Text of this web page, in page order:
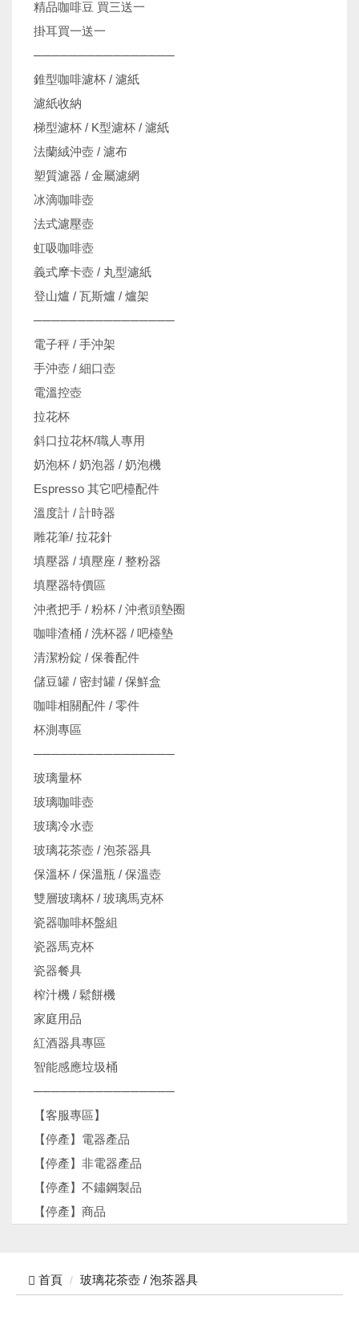
精品咖啡豆 買三送一
掛耳買一送一
────────────────
錐型咖啡濾杯 / 濾紙
濾紙收納
梯型濾杯 / K型濾杯 / 濾紙
法蘭絨沖壺 / 濾布
塑質濾器 / 金屬濾網
冰滴咖啡壺
法式濾壓壺
虹吸咖啡壺
義式摩卡壺 / 丸型濾紙
登山爐 / 瓦斯爐 / 爐架
────────────────
電子秤 / 手沖架
手沖壺 / 細口壺
電溫控壺
拉花杯
斜口拉花杯/職人專用
奶泡杯 / 奶泡器 / 奶泡機
Espresso 其它吧檯配件
溫度計 / 計時器
雕花筆/ 拉花針
填壓器 / 填壓座 / 整粉器
填壓器特價區
沖煮把手 / 粉杯 / 沖煮頭墊圈
咖啡渣桶 / 洗杯器 / 吧檯墊
清潔粉錠 / 保養配件
儲豆罐 / 密封罐 / 保鮮盒
咖啡相關配件 / 零件
杯測專區
────────────────
玻璃量杯
玻璃咖啡壺
玻璃冷水壺
玻璃花茶壺 / 泡茶器具
保溫杯 / 保溫瓶 / 保溫壺
雙層玻璃杯 / 玻璃馬克杯
瓷器咖啡杯盤組
瓷器馬克杯
瓷器餐具
榨汁機 / 鬆餅機
家庭用品
紅酒器具專區
智能感應垃圾桶
────────────────
【客服專區】
【停產】電器產品
【停產】非電器產品
【停產】不鏽鋼製品
【停產】商品
首頁 玻璃花茶壺 / 泡茶器具